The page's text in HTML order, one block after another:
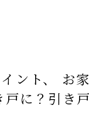
ント、 お
戸に？引き